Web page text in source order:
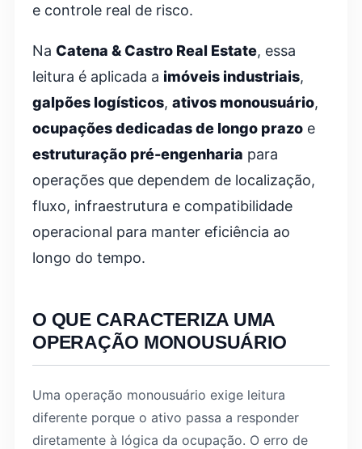
e controle real de risco.
Na Catena & Castro Real Estate, essa
leitura é aplicada a imóveis industriais,
galpões logísticos, ativos monousuário,
ocupações dedicadas de longo prazo e
estruturação pré-engenharia para
operações que dependem de localização,
fluxo, infraestrutura e compatibilidade
operacional para manter eficiência ao
longo do tempo.
O QUE CARACTERIZA UMA
OPERAÇÃO MONOUSUÁRIO
Uma operação monousuário exige leitura
diferente porque o ativo passa a responder
diretamente à lógica da ocupação. O erro de